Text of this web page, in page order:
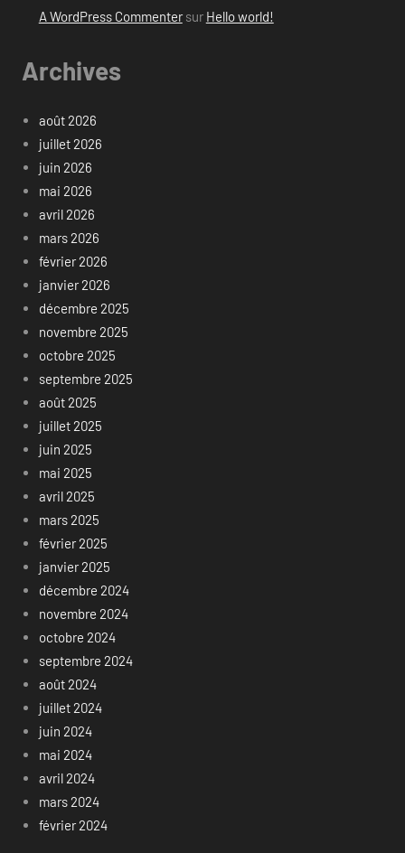
A WordPress Commentersur Hello world!
Archives
août 2026
juillet 2026
juin 2026
mai 2026
avril 2026
mars 2026
février 2026
janvier 2026
décembre 2025
novembre 2025
octobre 2025
septembre 2025
août 2025
juillet 2025
juin 2025
mai 2025
avril 2025
mars 2025
février 2025
janvier 2025
décembre 2024
novembre 2024
octobre 2024
septembre 2024
août 2024
juillet 2024
juin 2024
mai 2024
avril 2024
mars 2024
février 2024